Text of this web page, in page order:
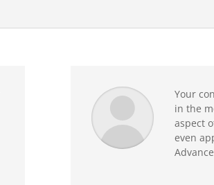
Your
in the
aspect
even